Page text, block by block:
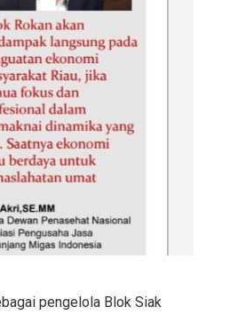
pengelola Blok Siak